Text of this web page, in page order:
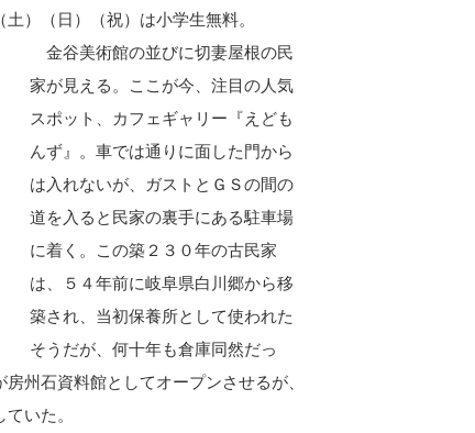
）（日）（祝）は小学生無料。
金谷美術館の並びに切妻屋根の民
家が見える。ここが今、注目の人気
スポット、カフェギャリー『えども
んず』。車では通りに面した門から
は入れないが、ガストとＧＳの間の
道を入ると民家の裏手にある駐車場
に着く。この築２３０年の古民家
は、５４年前に岐阜県白川郷から移
築され、当初保養所として使われた
そうだが、何十年も倉庫同然だっ
州石資料館としてオープンさせるが、
いた。